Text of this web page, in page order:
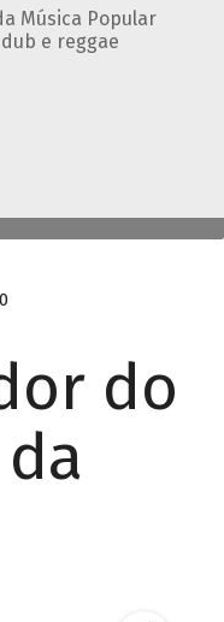
Música Popular
e reggae
do